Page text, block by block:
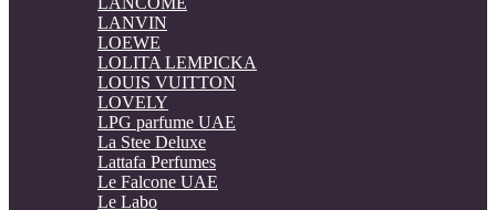
LANVIN
LOEWE
LOLITA LEMPICKA
LOUIS VUITTON
LOVELY
LPG parfume UAE
La Stee Deluxe
Lattafa Perfumes
Le Falcone UAE
Le Labo